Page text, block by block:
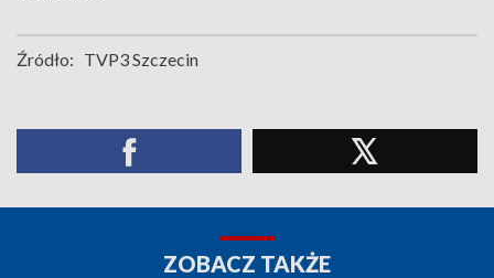
Źródło: TVP3 Szczecin
ZOBACZ TAKŻE